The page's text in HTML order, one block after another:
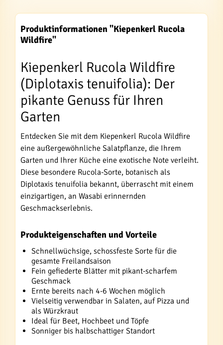
Produktinformationen "Kiepenkerl Rucola
Wildfire"
Kiepenkerl Rucola Wildfire
(Diplotaxis tenuifolia): Der
pikante Genuss für Ihren
Garten
Entdecken Sie mit dem Kiepenkerl Rucola Wildfire
eine außergewöhnliche Salatpflanze, die Ihrem
Garten und Ihrer Küche eine exotische Note verleiht.
Diese besondere Rucola-Sorte, botanisch als
Diplotaxis tenuifolia bekannt, überrascht mit einem
einzigartigen, an Wasabi erinnernden
Geschmackserlebnis.
Produkteigenschaften und Vorteile
Schnellwüchsige, schossfeste Sorte für die
gesamte Freilandsaison
Fein gefiederte Blätter mit pikant-scharfem
Geschmack
Ernte bereits nach 4-6 Wochen möglich
Vielseitig verwendbar in Salaten, auf Pizza und
als Würzkraut
Ideal für Beet, Hochbeet und Töpfe
Sonniger bis halbschattiger Standort